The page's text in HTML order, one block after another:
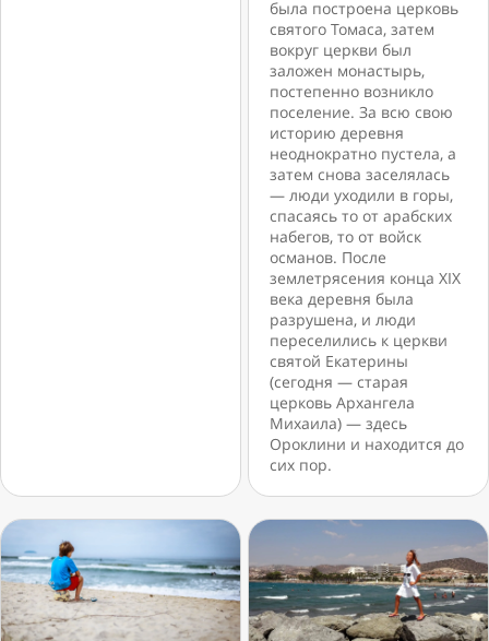
была построена церковь
святого Томаса, затем
вокруг церкви был
заложен монастырь,
постепенно возникло
поселение. За всю свою
историю деревня
неоднократно пустела, а
затем снова заселялась
— люди уходили в горы,
спасаясь то от арабских
набегов, то от войск
османов. После
землетрясения конца XIX
века деревня была
разрушена, и люди
переселились к церкви
святой Екатерины
(сегодня — старая
церковь Архангела
Михаила) — здесь
Ороклини и находится до
сих пор.